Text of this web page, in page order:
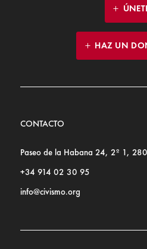
HAZ UN
CONTACTO
Paseo de la Habana 24, 2º 1,
+34 914 02 30 95
info@civismo.org